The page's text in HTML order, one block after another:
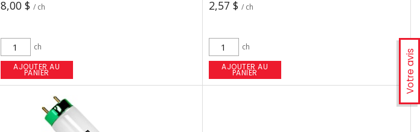
Votre avis
8,00 $ / ch
ch
AJOUTER AU
PANIER
2,57 $ / ch
ch
AJOUTER AU
PANIER